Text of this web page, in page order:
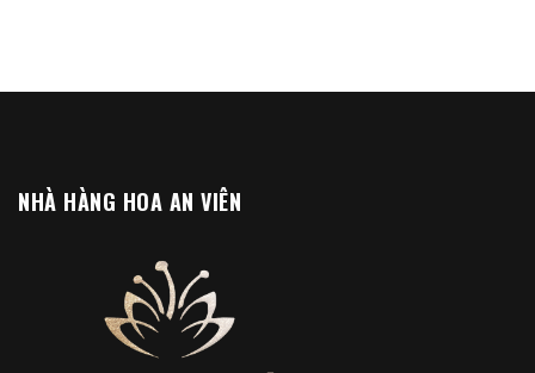
NHÀ HÀNG HOA AN VIÊN